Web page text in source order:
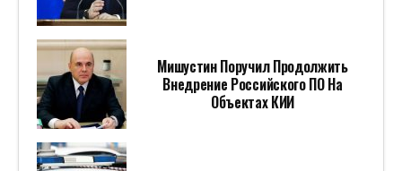
Мишустин Поручил Продолжить
Внедрение Российского ПО На
Объектах КИИ